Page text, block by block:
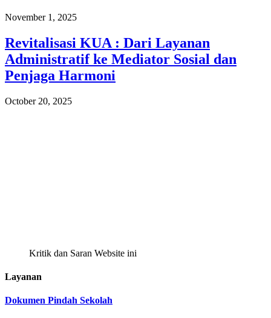
November 1, 2025
Revitalisasi KUA : Dari Layanan
Administratif ke Mediator Sosial dan
Penjaga Harmoni
October 20, 2025
Kritik dan Saran Website ini
Layanan
Dokumen Pindah Sekolah